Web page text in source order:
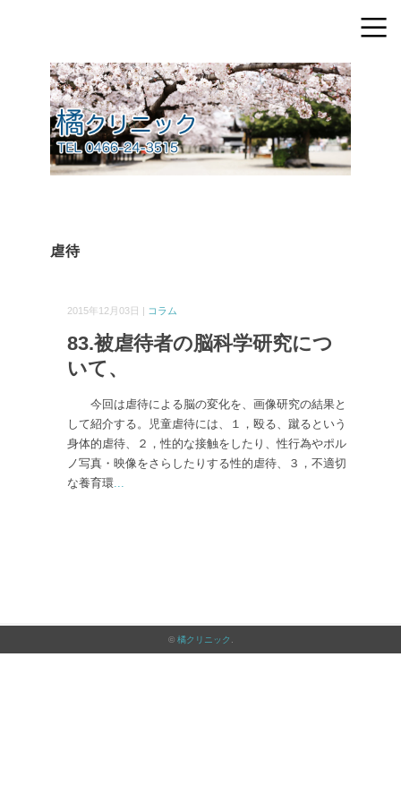
虐待
2015年12月03日 | コラム
83.被虐待者の脳科学研究につ
いて、
今回は虐待による脳の変化を、画像研究の結果と
して紹介する。児童虐待には、１，殴る、蹴るという
身体的虐待、２，性的な接触をしたり、性行為やポル
ノ写真・映像をさらしたりする性的虐待、３，不適切
な養育環...
© 橘クリニック